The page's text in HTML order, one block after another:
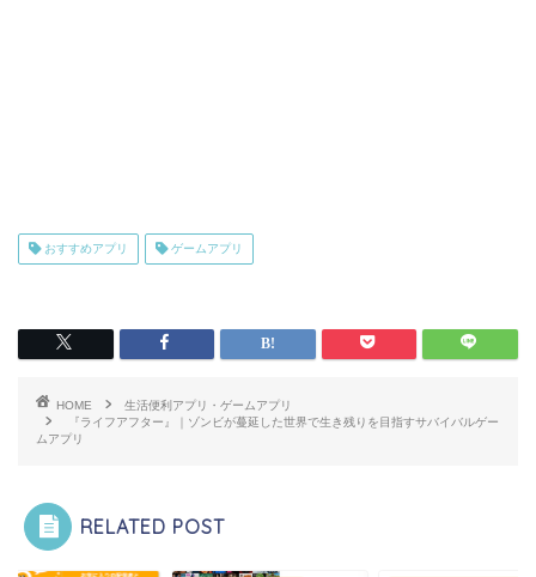
おすすめアプリ ゲームアプリ
HOME
生活便利アプリ・ゲームアプリ
『ライフアフター』｜ゾンビが蔓延した世界で生き残りを目指すサバイバルゲー
ムアプリ
RELATED POST